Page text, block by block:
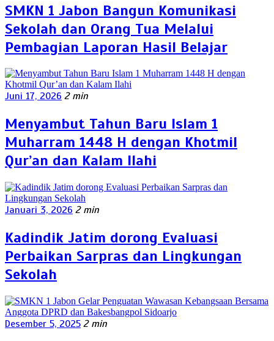
SMKN 1 Jabon Bangun Komunikasi
Sekolah dan Orang Tua Melalui
Pembagian Laporan Hasil Belajar
Juni 17, 2026 2 min
Menyambut Tahun Baru Islam 1
Muharram 1448 H dengan Khotmil
Qur’an dan Kalam Ilahi
Januari 3, 2026 2 min
Kadindik Jatim dorong Evaluasi
Perbaikan Sarpras dan Lingkungan
Sekolah
Desember 5, 2025 2 min